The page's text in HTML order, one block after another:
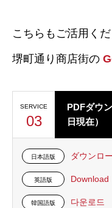
こちらもご活用くだ
堺町通り商店街の
SERVICE
03
PDFダウ
日現在）
日本語版 ダウンロ
英語版 Download
韓国語版 다운로드